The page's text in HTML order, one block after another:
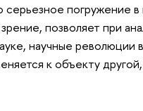
погружение в
позволяет при
научные революции
к объекту